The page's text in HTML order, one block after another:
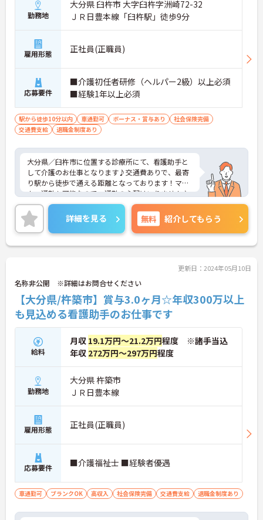
勤務地
大分県 臼杵市 大字臼杵字洲崎72-32
ＪＲ日豊本線「臼杵駅」徒歩9分
雇用形態 正社員(正職員)
応募要件
■介護初任者研修（ヘルパー2級）以上必須
■経験1年以上必須
駅から徒歩10分以内 車通勤可 ボーナス・賞与あり
社会保険完備
交通費支給
退職金制度あり
大分県／臼杵市に位置する診療所にて、看護助手と
して介護のお仕事となります♪交通費ありで、最寄
り駅から徒歩で通える距離となっております！マイ
カー通勤も可能なので、通勤の心配はいりません♪
昇給や賞与もある手厚い待遇が整っております！ご
興味ある方は面接ポイントをお伝えしますので、お
気軽にお問い合わせください♪
詳細を見る 無料 紹介してもらう
更新日：2024年05月10日
名称非公開 ※詳細はお問合せください
【大分県/杵築市】賞与3.0ヶ月☆年収300万以上
も見込める看護助手のお仕事です
給料
月収 19.1万円～21.2万円程度 ※諸手当込
年収 272万円～297万円程度
勤務地
大分県 杵築市
ＪＲ日豊本線
雇用形態 正社員(正職員)
応募要件 ■介護福祉士 ■経験者優遇
車通勤可 ブランクOK 高収入 社会保険完備 交通費支給 退職金制度あり